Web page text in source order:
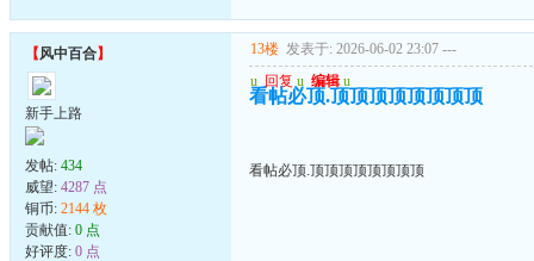
【风中百合】
新手上路
发帖: 434
威望: 4287 点
铜币: 2144 枚
贡献值: 0 点
好评度: 0 点
13楼 发表于: 2026-06-02 23:07 ---
u 回复 u 编辑 u
看帖必顶.顶顶顶顶顶顶顶顶
看帖必顶.顶顶顶顶顶顶顶顶